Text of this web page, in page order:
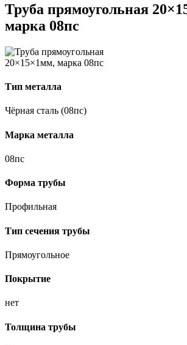
Труба прямоугольная
марка 08пс
Тип металла
Чёрная сталь (08пс)
Марка металла
08пс
Форма трубы
Профильная
Тип сечения трубы
Прямоугольное
Покрытие
нет
Толщина трубы